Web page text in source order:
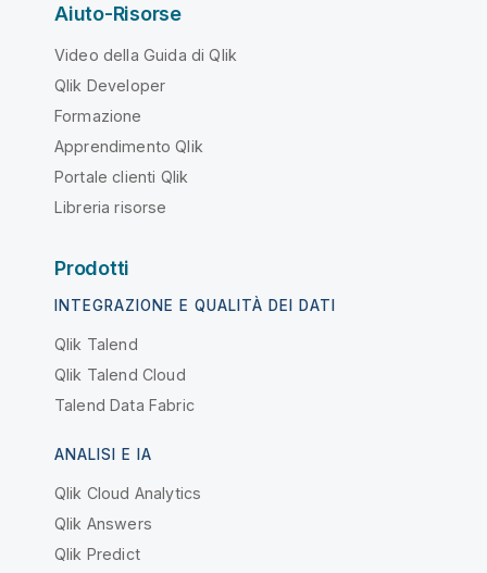
Aiuto-Risorse
Video della Guida di Qlik
Qlik Developer
Formazione
Apprendimento Qlik
Portale clienti Qlik
Libreria risorse
Prodotti
INTEGRAZIONE E QUALITÀ DEI DATI
Qlik Talend
Qlik Talend Cloud
Talend Data Fabric
ANALISI E IA
Qlik Cloud Analytics
Qlik Answers
Qlik Predict